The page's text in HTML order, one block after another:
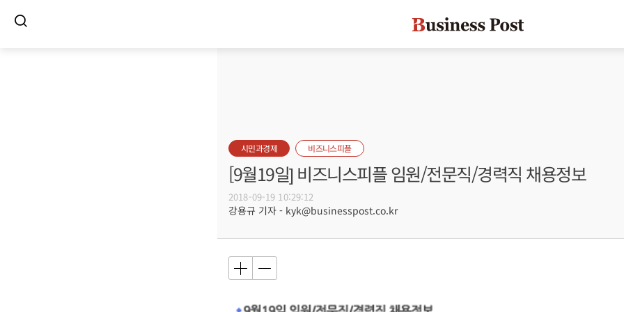
시민과경제 비즈니스피플
[9월19일] 비즈니스피플 임원/전문직/경력직 채용정보
2018-09-19 10:29:12
강용규 기자 - kyk@businesspost.co.kr